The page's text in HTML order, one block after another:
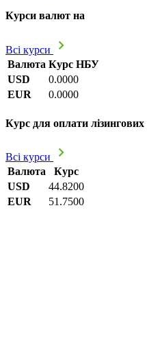
Курси валют на
Всі курси
Валюта Курс НБУ
USD
0.0000
EUR
0.0000
Курс для оплати
Всі курси
Валюта
Курс
USD
44.8200
EUR
51.7500